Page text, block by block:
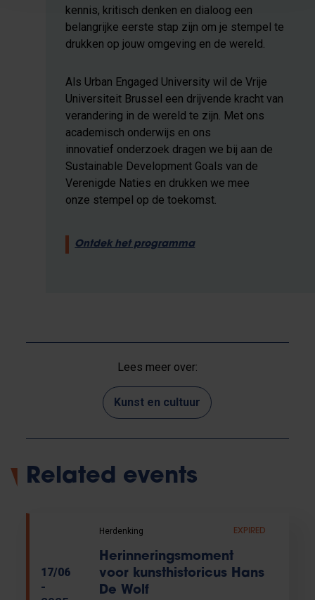
kennis, kritisch denken en dialoog een
belangrijke eerste stap zijn om je stempel te
drukken op jouw omgeving en de wereld.
Als Urban Engaged University wil de Vrije
Universiteit Brussel een drijvende kracht van
verandering in de wereld te zijn. Met ons
academisch onderwijs en ons
innovatief onderzoek dragen we bij aan de
Sustainable Development Goals van de
Verenigde Naties en drukken we mee
onze stempel op de toekomst.
Ontdek het programma
Lees meer over:
Kunst en cultuur
Related events
17/06
-
Herdenking EXPIRED
Herinneringsmoment
voor kunsthistoricus Hans
De Wolf